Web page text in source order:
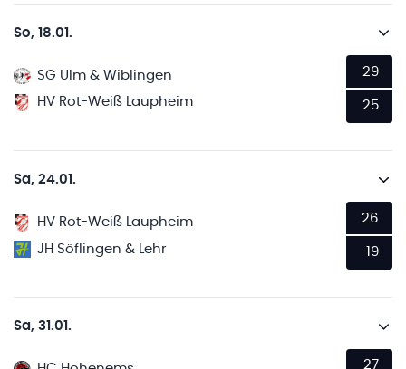
So, 18.01.
SG Ulm & Wiblingen
HV Rot-Weiß Laupheim
29
25
Sa, 24.01.
HV Rot-Weiß Laupheim
JH Söflingen & Lehr
26
19
Sa, 31.01.
27